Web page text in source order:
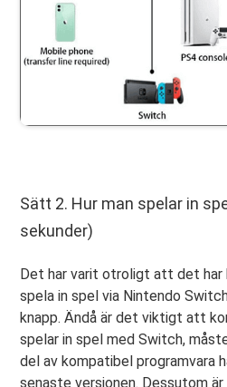
Sätt 2. Hur man spelar in
sekunder)
Det har varit otroligt att det
spela in spel via Nintendo
knapp. Ändå är det viktigt att
spelar in spel med Switch,
del av kompatibel programvara
senaste versionen. Dessutom